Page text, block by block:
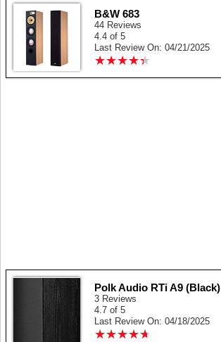
B&W 683
44 Reviews
4.4 of 5
Last Review On: 04/21/2025
★★★★★
★★★★★
Polk Audio RTi A9 (Black)
3 Reviews
4.7 of 5
Last Review On: 04/18/2025
★★★★★
★★★★★